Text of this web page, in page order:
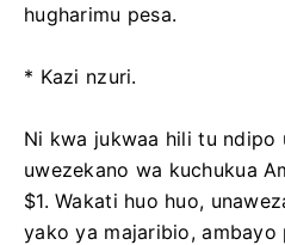
hugharimu pesa.
* Kazi nzuri.
Ni kwa jukwaa hili tu ndipo
uwezekano wa kuchukua
$1. Wakati huo huo,
yako ya majaribio, ambayo